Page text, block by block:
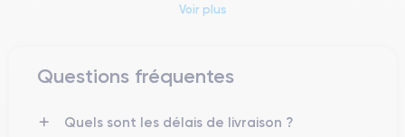
L'iPhone 13 Pro est équipé de la puissante
qui offre des performances et une efficacité énergétique
photo
amélioré comprenant un capteur de 12 mégapixels, un
Voir plus
Questions fréquentes
Quels sont les délais de livraison ?